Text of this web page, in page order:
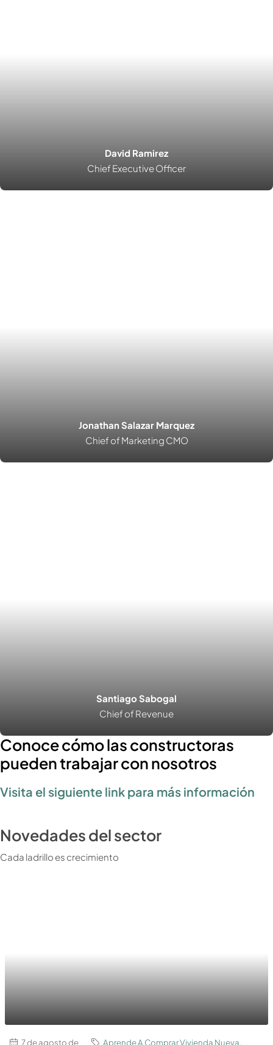
David Ramirez
Chief Executive Officer
Jonathan Salazar Marquez
Chief of Marketing CMO
Santiago Sabogal
Chief of Revenue
Conoce cómo las constructoras
pueden trabajar con nosotros
Visita el siguiente link para más información
Novedades del sector
Cada ladrillo es crecimiento
7 de agosto de Aprende A Comprar Vivienda Nueva,